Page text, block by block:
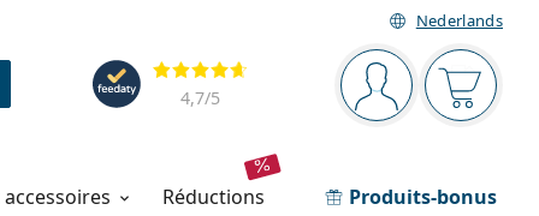
Nederlands
Barre de navigation
Vous êtesVotre
Évaluation
4,7/5
réductions Produits-bonus